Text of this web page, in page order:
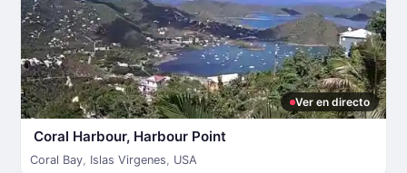
Ver en directo
Coral Harbour, Harbour Point
Coral Bay, Islas Virgenes, USA